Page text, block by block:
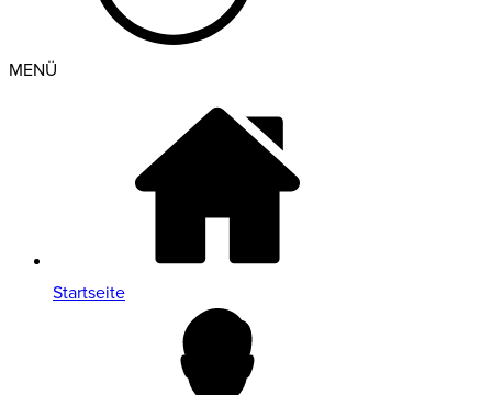
MENÜ
Startseite